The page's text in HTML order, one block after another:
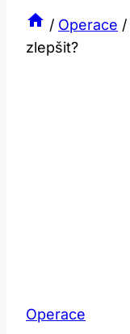
/ Operace /
zlepšit?
Operace